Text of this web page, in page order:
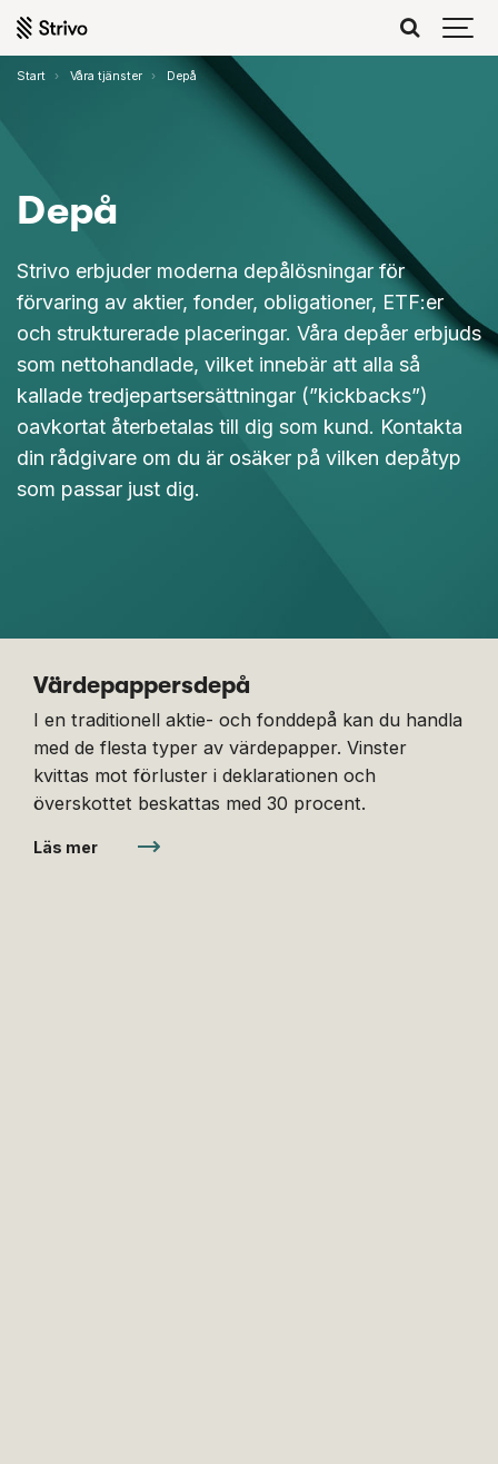
Start Våra tjänster Depå
Depå
Strivo erbjuder moderna depålösningar för
förvaring av aktier, fonder, obligationer, ETF:er
och strukturerade placeringar. Våra depåer erbjuds
som nettohandlade, vilket innebär att alla så
kallade tredjepartsersättningar (”kickbacks”)
oavkortat återbetalas till dig som kund. Kontakta
din rådgivare om du är osäker på vilken depåtyp
som passar just dig.
Värdepappersdepå
I en traditionell aktie- och fonddepå kan du handla
med de flesta typer av värdepapper. Vinster
kvittas mot förluster i deklarationen och
överskottet beskattas med 30 procent.
Läs mer